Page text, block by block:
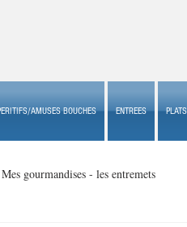
AMUSES BOUCHES ENTREES PLATS
Mes gourmandises - les entremets